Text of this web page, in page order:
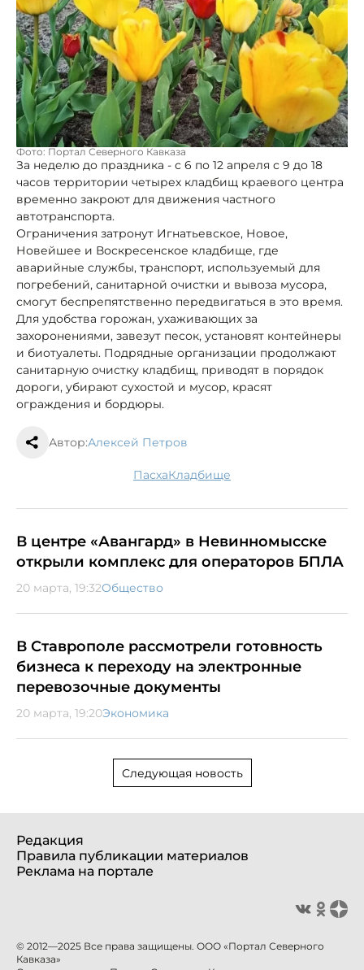
Фото: Портал Северного Кавказа
За неделю до праздника - с 6 по 12 апреля с 9 до 18
часов территории четырех кладбищ краевого центра
временно закроют для движения частного
автотранспорта.
Ограничения затронут Игнатьевское, Новое,
Новейшее и Воскресенское кладбище, где
аварийные службы, транспорт, используемый для
погребений, санитарной очистки и вывоза мусора,
смогут беспрепятственно передвигаться в это время.
Для удобства горожан, ухаживающих за
захоронениями, завезут песок, установят контейнеры
и биотуалеты. Подрядные организации продолжают
санитарную очистку кладбищ, приводят в порядок
дороги, убирают сухостой и мусор, красят
ограждения и бордюры.
Автор:Алексей Петров
Пасха кладбище
В центре «Авангард» в Невинномысске
открыли комплекс для операторов БПЛА
20 марта, 19:32Общество
В Ставрополе рассмотрели готовность
бизнеса к переходу на электронные
перевозочные документы
20 марта, 19:20Экономика
Следующая новость
Редакция
Правила публикации материалов
Реклама на портале
© 2012—2025 Все права защищены. ООО «Портал Северного
Кавказа»